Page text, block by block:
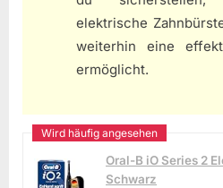
elektrische
weiterhin eine
ermöglicht.
Oral-B iO Series 2
Schwarz